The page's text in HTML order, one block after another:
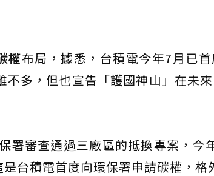
權布局，據悉，台積電今年7月已
多，但也宣告「護國神山」在未
署審查通過三廠區的抵換專案，今
台積電首度向環保署申請碳權，格